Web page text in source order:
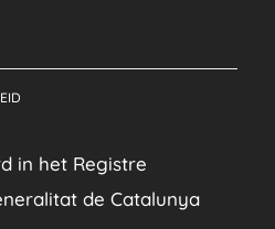
in het Registre
de Catalunya